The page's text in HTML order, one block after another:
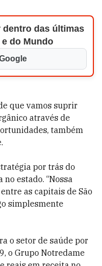
dentro das últimas
do Mundo
que vamos suprir
através de
também
por trás do
estado. “Nossa
as capitais de São
simplesmente
o setor de saúde por
o Grupo Notredame